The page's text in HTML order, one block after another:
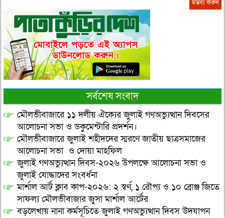
সর্বশেষ সংবাদ
মৌলভীবাজারে ১১ দলীয় ঐক্যের জুলাই গণঅভ্যুত্থান দিবসের
আলোচনা সভা ও ডকুমেন্টারি প্রদর্শন।
মৌলভীবাজারে জুলাই শহীদদের স্মরণে জাতীয় ছাত্রসমাজের
আলোচনা সভা ও দোয়া মাহফিল
জুলাই গণঅভ্যুত্থান দিবস-২০২৬ উপলক্ষে আলোচনা সভা ও
জুলাই যোদ্ধাদের সংবর্ধনা
মার্শাল আর্ট ক্লাব কাপ-২০২৬: ২ স্বর্ণ, ১ রৌপ্য ও ১০ ব্রোঞ্জ জিতে
সাফল্য মৌলভীবাজার জুসা মার্শাল আর্টের
বড়লেখায় নানা কর্মসূচিতে জুলাই গণঅভ্যুত্থান দিবস উদযাপন